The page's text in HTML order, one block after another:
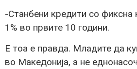
-Станбени кредити со фиксна
1% во првите 10 години.
Е тоа е правда. Младите да
во Македонија, а не